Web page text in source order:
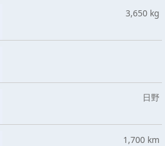
3,650 kg
日野
1,700 km